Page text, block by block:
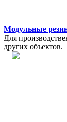
Модульные
Для
других объектов.